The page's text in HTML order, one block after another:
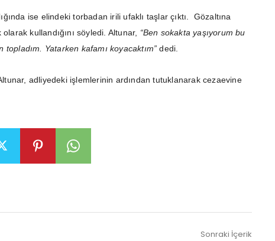
ise elindeki torbadan irili ufaklı taşlar çıktı. Gözaltına
kullandığını söyledi. Altunar, “Ben sokakta yaşıyorum bu
topladım. Yatarken kafamı koyacaktım” dedi.
adliyedeki işlemlerinin ardından tutuklanarak cezaevine
Sonraki İçerik